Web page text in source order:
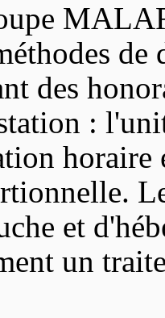
de
des
:
horaire
et
un